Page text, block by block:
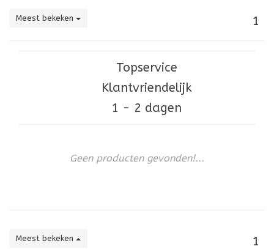
Meest bekeken 1
Topservice
Klantvriendelijk
1 - 2 dagen
Geen producten gevonden!...
Meest bekeken 1